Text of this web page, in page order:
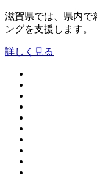
滋賀県では、県内で
ングを支援します。
詳しく見る